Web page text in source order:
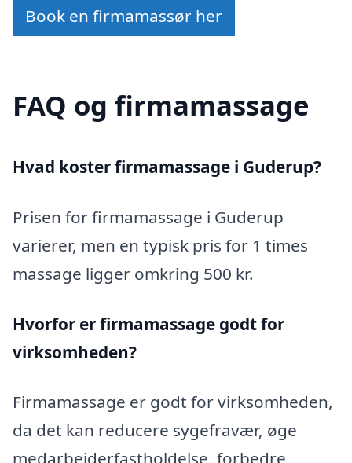
Book en firmamassør her
FAQ og firmamassage
Hvad koster firmamassage i Guderup?
Prisen for firmamassage i Guderup
varierer, men en typisk pris for 1 times
massage ligger omkring 500 kr.
Hvorfor er firmamassage godt for
virksomheden?
Firmamassage er godt for virksomheden,
da det kan reducere sygefravær, øge
medarbejderfastholdelse, forbedre